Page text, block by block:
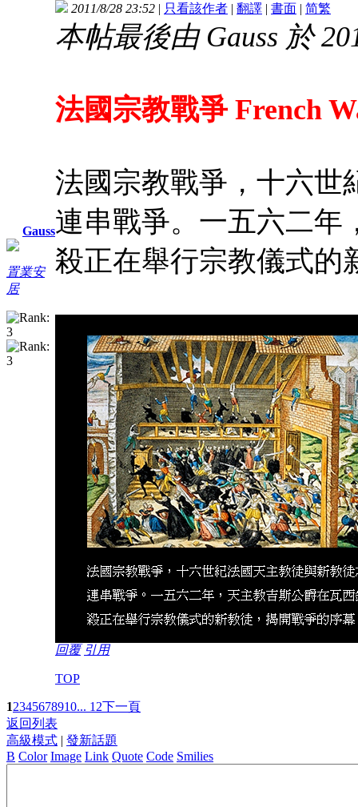
Gauss
置業安
居
2011/8/28 23:52 | 只看該作者 | 翻譯 | 書面 | 简繁
本帖最後由 Gauss 於
法國宗教戰爭 French
法國宗教戰爭，十六世
連串戰爭。一五六二年
殺正在舉行宗教儀式的
回覆 引用
TOP
12345678910... 12下一頁
返回列表
高級模式 | 發新話題
B Color Image Link Quote Code Smilies